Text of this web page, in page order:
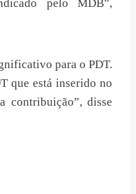
pelo MDB”,
para o PDT.
que está inserido no
contribuição”, disse